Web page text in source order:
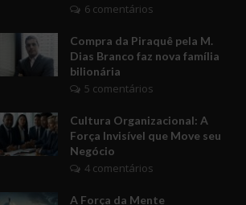
6 comentários
Compra da Piraquê pela M.
Dias Branco faz nova família
bilionária
5 comentários
Cultura Organizacional: A
Força Invisível que Move seu
Negócio
4 comentários
A Força da Mente